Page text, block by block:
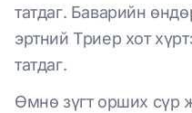
татдаг. Баварийн
эртний Триер хот
татдаг.
Өмнө зүгт орших сүр